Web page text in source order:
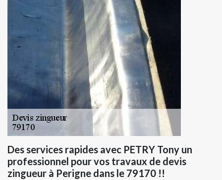
Des services rapides avec PETRY Tony un
professionnel pour vos travaux de devis
zingueur à Perigne dans le 79170 !!